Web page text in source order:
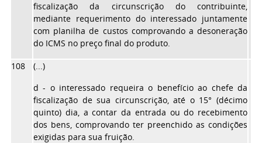
fiscalização da circunscrição do contribuinte,
mediante requerimento do interessado juntamente
com planilha de custos comprovando a desoneração
do ICMS no preço final do produto.
108
(...)
d - o interessado requeira o benefício ao chefe da
fiscalização de sua circunscrição, até o 15° (décimo
quinto) dia, a contar da entrada ou do recebimento
dos bens, comprovando ter preenchido as condições
exigidas para sua fruição.